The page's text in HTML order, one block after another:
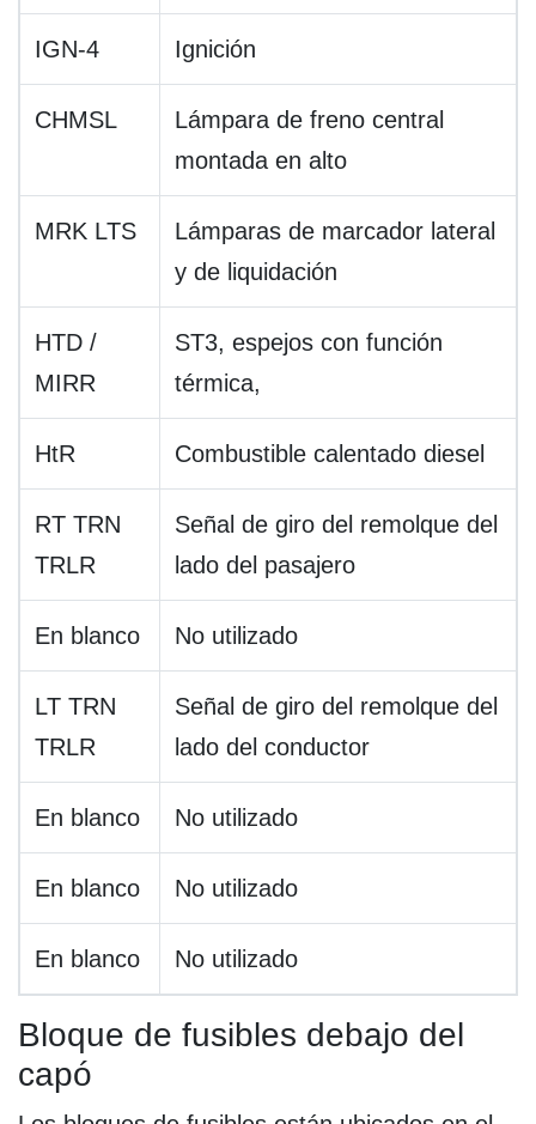
IGN-4 Ignición
CHMSL
Lámpara de freno central
montada en alto
MRK LTS
Lámparas de marcador lateral
y de liquidación
HTD /
MIRR
ST3, espejos con función
térmica,
HtR Combustible calentado diesel
RT TRN
TRLR
Señal de giro del remolque del
lado del pasajero
En blanco No utilizado
LT TRN
TRLR
Señal de giro del remolque del
lado del conductor
En blanco No utilizado
En blanco No utilizado
En blanco No utilizado
Bloque de fusibles debajo del
capó